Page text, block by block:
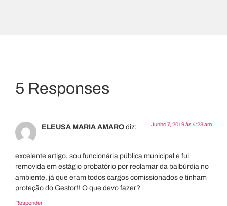
5 Responses
ELEUSA MARIA AMAROdiz: Junho 7, 2019 às 4:23 am
excelente artigo, sou funcionária pública municipal e fui
removida em estágio probatório por reclamar da balbúrdia no
ambiente, já que eram todos cargos comissionados e tinham
proteção do Gestor!! O que devo fazer?
Responder